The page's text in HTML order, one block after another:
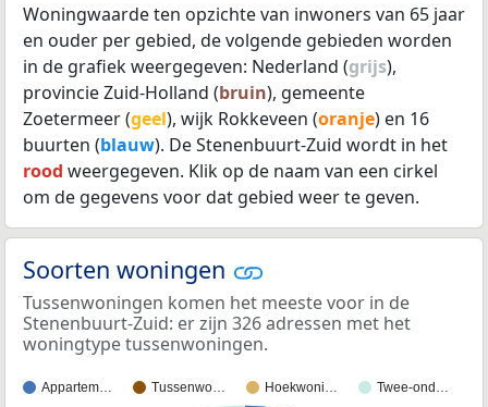
Woningwaarde ten opzichte van inwoners van 65 jaar
en ouder per gebied, de volgende gebieden worden
in de grafiek weergegeven: Nederland (grijs),
provincie Zuid-Holland (bruin), gemeente
Zoetermeer (geel), wijk Rokkeveen (oranje) en 16
buurten (blauw). De Stenenbuurt-Zuid wordt in het
rood weergegeven. Klik op de naam van een cirkel
om de gegevens voor dat gebied weer te geven.
Soorten woningen
Tussenwoningen komen het meeste voor in de
Stenenbuurt-Zuid: er zijn 326 adressen met het
woningtype tussenwoningen.
Appartem… Tussenwo… Hoekwoni… Twee-ond…